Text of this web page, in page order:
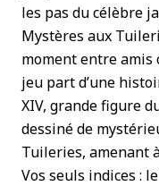
les pas du célèbre
Mystères aux
moment entre
jeu part d’une
XIV, grande figure
dessiné de
Tuileries, amenant
Vos seuls indices :